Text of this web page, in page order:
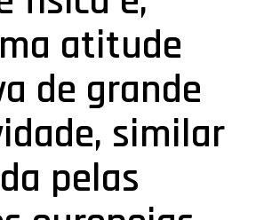
atitude
de grande
similar
pelas